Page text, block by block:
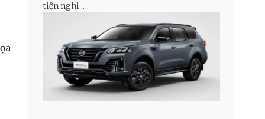
tiện nghi...